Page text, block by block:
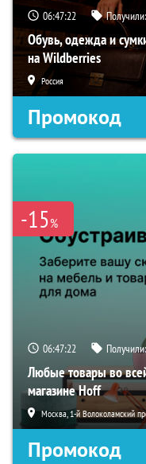
06:47:21 Получили:
Обувь, одежда и
на Wildberries
Россия
Промокод
-15%
06:47:21
Любые товары во
магазине Hoff
Москва, 1-й Волоколамский
Промокод